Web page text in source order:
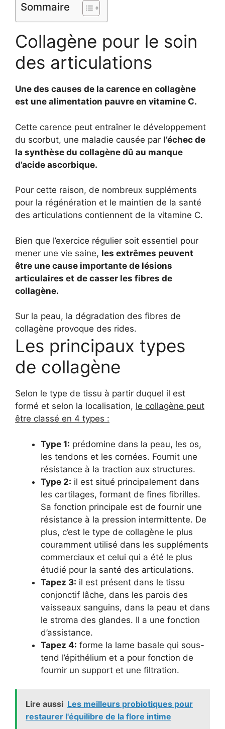
Sommaire
Collagène pour le soin
des articulations
Une des causes de la carence en collagène
est une alimentation pauvre en vitamine C.
Cette carence peut entraîner le développement
du scorbut, une maladie causée par l’échec de
la synthèse du collagène dû au manque
d’acide ascorbique.
Pour cette raison, de nombreux suppléments
pour la régénération et le maintien de la santé
des articulations contiennent de la vitamine C.
Bien que l’exercice régulier soit essentiel pour
mener une vie saine, les extrêmes peuvent
être une cause importante de lésions
articulaires et de casser les fibres de
collagène.
Sur la peau, la dégradation des fibres de
collagène provoque des rides.
Les principaux types
de collagène
Selon le type de tissu à partir duquel il est
formé et selon la localisation, le collagène peut
être classé en 4 types :
Type 1: prédomine dans la peau, les os,
les tendons et les cornées. Fournit une
résistance à la traction aux structures.
Type 2: il est situé principalement dans
les cartilages, formant de fines fibrilles.
Sa fonction principale est de fournir une
résistance à la pression intermittente. De
plus, c’est le type de collagène le plus
couramment utilisé dans les suppléments
commerciaux et celui qui a été le plus
étudié pour la santé des articulations.
Tapez 3: il est présent dans le tissu
conjonctif lâche, dans les parois des
vaisseaux sanguins, dans la peau et dans
le stroma des glandes. Il a une fonction
d’assistance.
Tapez 4: forme la lame basale qui sous-
tend l’épithélium et a pour fonction de
fournir un support et une filtration.
Lire aussi Les meilleurs probiotiques pour
restaurer l'équilibre de la flore intime